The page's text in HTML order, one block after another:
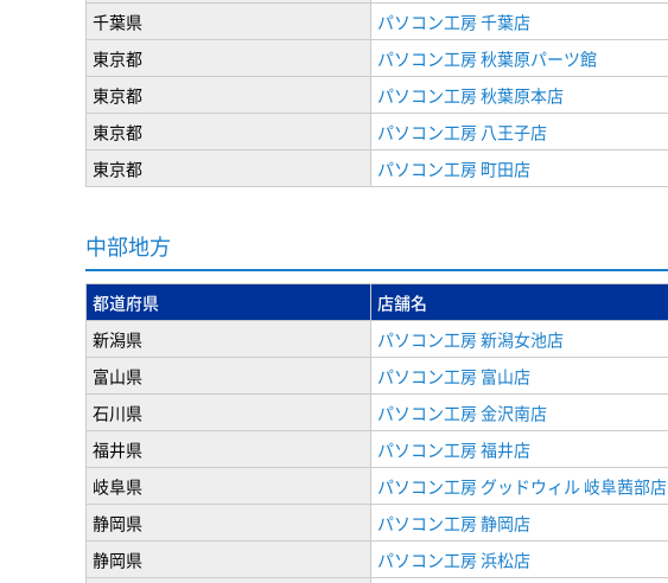
千葉県
パソコン工房 千葉店
東京都
パソコン工房 秋葉原パーツ館
東京都
パソコン工房 秋葉原本店
東京都
パソコン工房 八王子店
東京都
パソコン工房 町田店
中部地方
都道府県 店舗名
新潟県
パソコン工房 新潟女池店
富山県
パソコン工房 富山店
石川県
パソコン工房 金沢南店
福井県
パソコン工房 福井店
岐阜県
パソコン工房 グッドウィル 岐阜茜部店
静岡県
パソコン工房 静岡店
静岡県
パソコン工房 浜松店